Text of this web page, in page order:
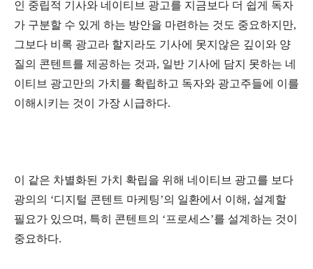
인 중립적 기사와 네이티브 광고를 지금보다 더 쉽게 독자
가 구분할 수 있게 하는 방안을 마련하는 것도 중요하지만,
그보다 비록 광고라 할지라도 기사에 못지않은 깊이와 양
질의 콘텐트를 제공하는 것과, 일반 기사에 담지 못하는 네
이티브 광고만의 가치를 확립하고 독자와 광고주들에 이를
이해시키는 것이 가장 시급하다.
이 같은 차별화된 가치 확립을 위해 네이티브 광고를 보다
광의의 ‘디지털 콘텐트 마케팅’의 일환에서 이해, 설계할
필요가 있으며, 특히 콘텐트의 ‘프로세스’를 설계하는 것이
중요하다.